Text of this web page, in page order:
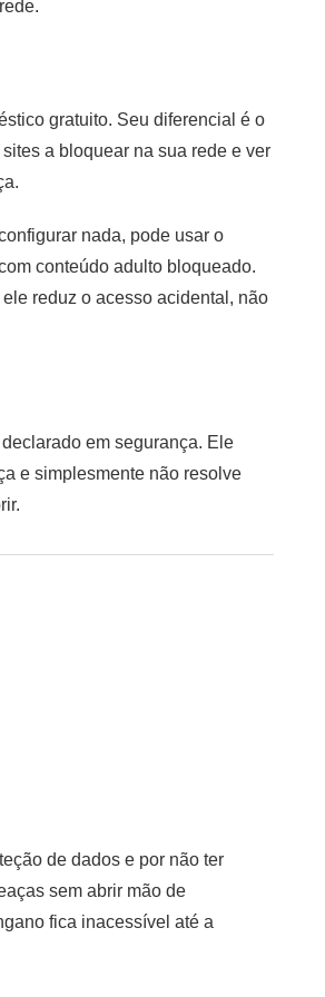
gratuito. Seu diferencial é o
a bloquear na sua rede e ver
nada, pode usar o
conteúdo adulto bloqueado.
reduz o acesso acidental, não
em segurança. Ele
e simplesmente não resolve
de dados e por não ter
sem abrir mão de
fica inacessível até a